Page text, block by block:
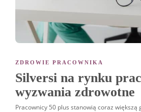
ZDROWIE PRACOWNIKA
Silversi na rynku
wyzwania zdrowotne
Pracownicy 50 plus stanowią coraz